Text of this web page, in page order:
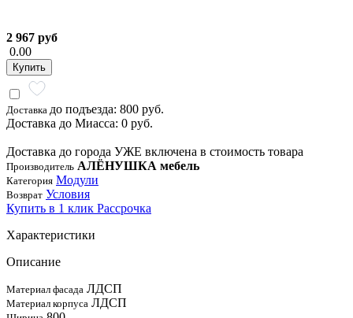
2 967 руб
0.00
Купить
Доставка до подъезда: 800 руб.
Доставка до Миасса: 0 руб.
Доставка до города УЖЕ включена в стоимость товара
Производитель АЛЁНУШКА мебель
Категория Модули
Возврат Условия
Купить в 1 клик Рассрочка
Характеристики
Описание
Материал фасада ЛДСП
Материал корпуса ЛДСП